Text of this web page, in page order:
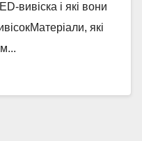
вивіска і які вони
які